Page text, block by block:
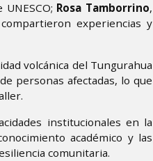
Rosa Tamborrino,
experiencias y
volcánica del Tungurahua
personas afectadas, lo que
institucionales en la
académico y las
comunitaria.